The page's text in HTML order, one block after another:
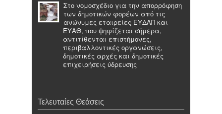
Στο νομοσχέδιο για την απορρόφηση
των δημοτικών φορέων από τις
ανώνυμες εταιρείες ΕΥΔΑΠ και
ΕΥΑΘ, που ψηφίζεται σήμερα,
αντιτίθενται επιστήμονες,
περιβαλλοντικές οργανώσεις,
δημοτικές αρχές και δημοτικές
επιχειρήσεις ύδρευσης
Τελευταίες Θεάσεις